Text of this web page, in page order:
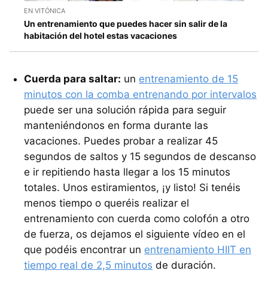
EN VITÓNICA
Un entrenamiento que puedes hacer sin salir de la
habitación del hotel estas vacaciones
Cuerda para saltar: un entrenamiento de 15
minutos con la comba entrenando por intervalos
puede ser una solución rápida para seguir
manteniéndonos en forma durante las
vacaciones. Puedes probar a realizar 45
segundos de saltos y 15 segundos de descanso
e ir repitiendo hasta llegar a los 15 minutos
totales. Unos estiramientos, ¡y listo! Si tenéis
menos tiempo o queréis realizar el
entrenamiento con cuerda como colofón a otro
de fuerza, os dejamos el siguiente vídeo en el
que podéis encontrar un entrenamiento HIIT en
tiempo real de 2,5 minutos de duración.